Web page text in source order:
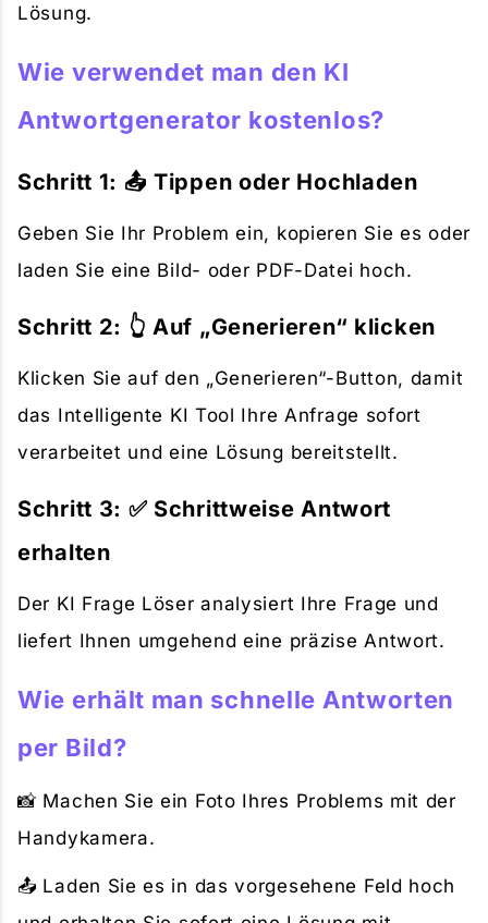
Lösung.
Wie verwendet man den KI
Antwortgenerator kostenlos?
Schritt 1: 📤 Tippen oder Hochladen
Geben Sie Ihr Problem ein, kopieren Sie es oder
laden Sie eine Bild- oder PDF-Datei hoch.
Schritt 2: 👆 Auf „Generieren“ klicken
Klicken Sie auf den „Generieren“-Button, damit
das Intelligente KI Tool Ihre Anfrage sofort
verarbeitet und eine Lösung bereitstellt.
Schritt 3: ✅ Schrittweise Antwort
erhalten
Der KI Frage Löser analysiert Ihre Frage und
liefert Ihnen umgehend eine präzise Antwort.
Wie erhält man schnelle Antworten
per Bild?
📸 Machen Sie ein Foto Ihres Problems mit der
Handykamera.
📤 Laden Sie es in das vorgesehene Feld hoch